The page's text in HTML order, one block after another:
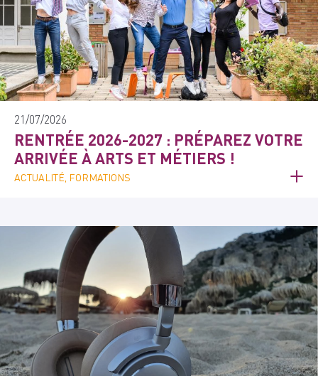
21/07/2026
RENTRÉE 2026-2027 : PRÉPAREZ VOTRE
ARRIVÉE À ARTS ET MÉTIERS !
ACTUALITÉ, FORMATIONS